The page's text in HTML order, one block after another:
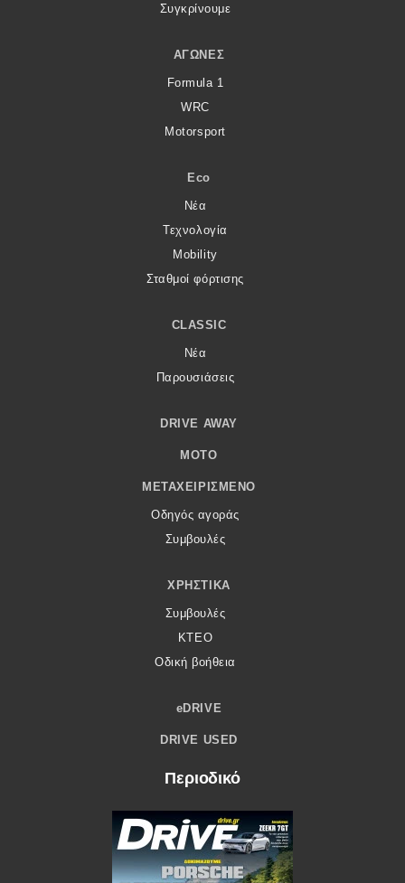
Συγκρίνουμε
ΑΓΏΝΕΣ
Formula 1
WRC
Motorsport
Eco
Νέα
Τεχνολογία
Mobility
Σταθμοί φόρτισης
CLASSIC
Νέα
Παρουσιάσεις
DRIVE AWAY
MOTO
ΜΕΤΑΧΕΙΡΙΣΜΈΝΟ
Οδηγός αγοράς
Συμβουλές
ΧΡΗΣΤΙΚΆ
Συμβουλές
ΚΤΕΟ
Οδική βοήθεια
eDRIVE
DRIVE USED
Περιοδικό